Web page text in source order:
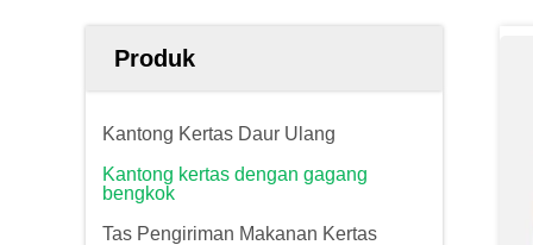
Produk
Kantong Kertas Daur Ulang
Kantong kertas dengan gagang
bengkok
Tas Pengiriman Makanan Kertas